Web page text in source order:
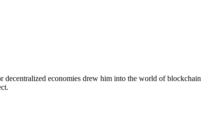
economies drew him into the world of blockchain